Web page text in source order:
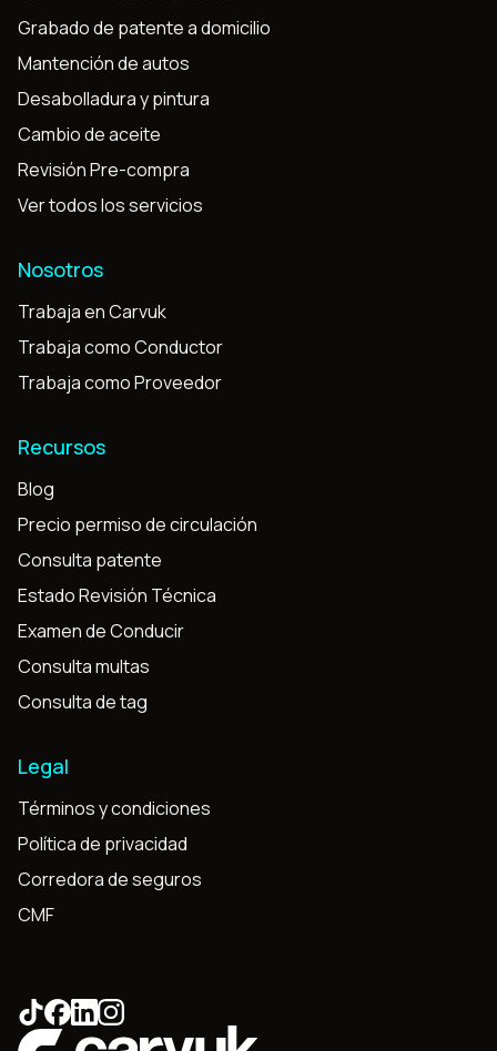
Grabado de patente a domicilio
Mantención de autos
Desabolladura y pintura
Cambio de aceite
Revisión Pre-compra
Ver todos los servicios
Nosotros
Trabaja en Carvuk
Trabaja como Conductor
Trabaja como Proveedor
Recursos
Blog
Precio permiso de circulación
Consulta patente
Estado Revisión Técnica
Examen de Conducir
Consulta multas
Consulta de tag
Legal
Términos y condiciones
Política de privacidad
Corredora de seguros
CMF